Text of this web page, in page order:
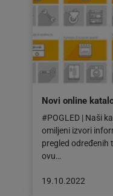
Novi online
#POGLED | Naši
omiljeni izvori
pregled određenih
ovu…
Objava
19.10.2022